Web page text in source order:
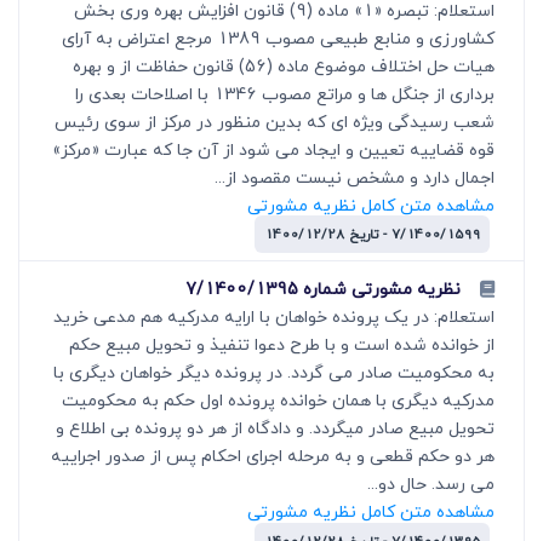
استعلام: تبصره «1» ماده (9) قانون افزایش بهره وری بخش
کشاورزی و منابع طبیعی مصوب 1389 مرجع اعتراض به آرای
هیات حل اختلاف موضوع ماده (56) قانون حفاظت از و بهره
برداری از جنگل ها و مراتع مصوب 1346 با اصلاحات بعدی را
شعب رسیدگی ویژه ای که بدین منظور در مرکز از سوی رئیس
قوه قضاییه تعیین و ایجاد می شود از آن جا که عبارت «مرکز»
اجمال دارد و مشخص نیست مقصود از...
مشاهده متن کامل نظریه مشورتی
7/1400/1599 - تاریخ 1400/12/28
نظریه مشورتی شماره 7/1400/1395
استعلام: در یک پرونده خواهان با ارایه مدرکیه هم مدعی خرید
از خوانده شده است و با طرح دعوا تنفیذ و تحویل مبیع حکم
به محکومیت صادر می گردد. در پرونده دیگر خواهان دیگری با
مدرکیه دیگری با همان خوانده پرونده اول حکم به محکومیت
تحویل مبیع صادر میگردد. و دادگاه از هر دو پرونده بی اطلاع و
هر دو حکم قطعی و به مرحله اجرای احکام پس از صدور اجراییه
می رسد. حال دو...
مشاهده متن کامل نظریه مشورتی